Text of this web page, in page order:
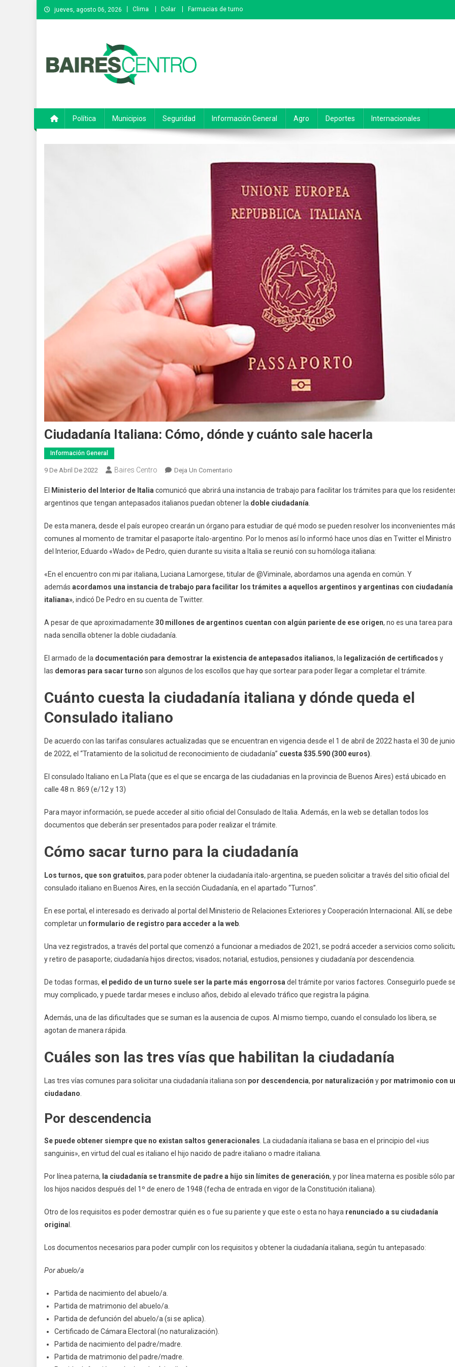
Saltar
al
jueves, agosto 06, 2026 Clima Dolar Farmacias de turno
Política Municipios Seguridad Información General Agro Deportes Internacionales
Ciudadanía Italiana: Cómo, dónde y cuánto sale hacerla
Información General
9 De Abril De 2022 Baires Centro Deja Un Comentario
Italiana:
Cómo,
Y
Cuánto
Sale
El Ministerio del Interior de Italia comunicó que abrirá una instancia de trabajo para facilitar los trámites para que los
argentinos que tengan antepasados italianos puedan obtener la doble ciudadanía
De esta manera, desde el país europeo crearán un órgano para estudiar de qué modo se pueden resolver los inconvenientes
comunes al momento de tramitar el pasaporte ítalo-argentino. Por lo menos así lo informó hace unos días en Twitter el Ministro
del Interior, Eduardo «Wado» de Pedro, quien durante su visita a Italia se reunió con su homóloga italiana:
«En el encuentro con mi par italiana, Luciana Lamorgese, titular de @Viminale, abordamos una agenda en común. Y
además acordamos una instancia de trabajo para facilitar los trámites a aquellos argentinos y argentinas con ciudadanía
italiana», indicó De Pedro en su cuenta de Twitter.
A pesar de que aproximadamente 30 millones de argentinos cuentan con algún pariente de ese origen, no es una tarea para
nada sencilla obtener la doble ciudadanía.
El armado de la documentación para demostrar la existencia de antepasados italianos, la legalización de certificados y
las demoras para sacar turno son algunos de los escollos que hay que sortear para poder llegar a completar el trámite.
Cuánto cuesta la ciudadanía italiana y dónde queda el
Consulado italiano
De acuerdo con las tarifas consulares actualizadas que se encuentran en vigencia desde el 1 de abril de 2022 hasta el 30 de junio
de 2022, el “Tratamiento de la solicitud de reconocimiento de ciudadanía” cuesta $35.590 (300 euros)
El consulado Italiano en La Plata (que es el que se encarga de las ciudadanias en la provincia de Buenos Aires) está ubicado en
calle 48 n. 869 (e/12 y 13)
Para mayor información, se puede acceder al sitio oficial del Consulado de Italia. Además, en la web se detallan todos los
documentos que deberán ser presentados para poder realizar el trámite.
Cómo sacar turno para la ciudadanía
Los turnos, que son gratuitos, para poder obtener la ciudadanía italo-argentina, se pueden solicitar a través del sitio oficial del
consulado italiano en Buenos Aires, en la sección Ciudadanía, en el apartado “Turnos”.
En ese portal, el interesado es derivado al portal del Ministerio de Relaciones Exteriores y Cooperación Internacional. Allí, se debe
completar un formulario de registro para acceder a la web
Una vez registrados, a través del portal que comenzó a funcionar a mediados de 2021, se podrá acceder a servicios como
y retiro de pasaporte; ciudadanía hijos directos; visados; notarial, estudios, pensiones y ciudadanía por descendencia.
De todas formas, el pedido de un turno suele ser la parte más engorrosa del trámite por varios factores. Conseguirlo puede
muy complicado, y puede tardar meses e incluso años, debido al elevado tráfico que registra la página.
Además, una de las dificultades que se suman es la ausencia de cupos. Al mismo tiempo, cuando el consulado los libera, se
agotan de manera rápida.
Cuáles son las tres vías que habilitan la ciudadanía
Las tres vías comunes para solicitar una ciudadanía italiana son por descendencia, por naturalización y por matrimonio con
ciudadano
Por descendencia
Se puede obtener siempre que no existan saltos generacionales . La ciudadanía italiana se basa en el principio del «ius
sanguinis», en virtud del cual es italiano el hijo nacido de padre italiano o madre italiana.
Por línea paterna, la ciudadanía se transmite de padre a hijo sin límites de generación, y por línea materna es posible sólo
los hijos nacidos después del 1º de enero de 1948 (fecha de entrada en vigor de la Constitución italiana).
Otro de los requisitos es poder demostrar quién es o fue su pariente y que este o esta no haya renunciado a su ciudadanía
origina
Los documentos necesarios para poder cumplir con los requisitos y obtener la ciudadanía italiana, según tu antepasado:
Por abuelo/a
Partida de nacimiento del abuelo/a.
Partida de matrimonio del abuelo/a.
Partida de defunción del abuelo/a (si se aplica).
Certificado de Cámara Electoral (no naturalización).
Partida de nacimiento del padre/madre.
Partida de matrimonio del padre/madre.